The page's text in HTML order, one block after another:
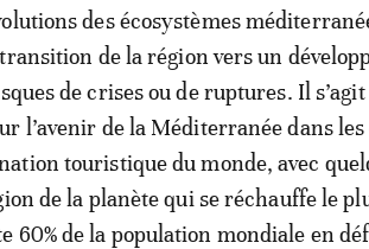
des écosystèmes
transition de la région vers un
de crises ou de ruptures. Il s’agit
l’avenir de la Méditerranée dans les
touristique du monde, avec
de la planète qui se réchauffe le
60% de la population mondiale en